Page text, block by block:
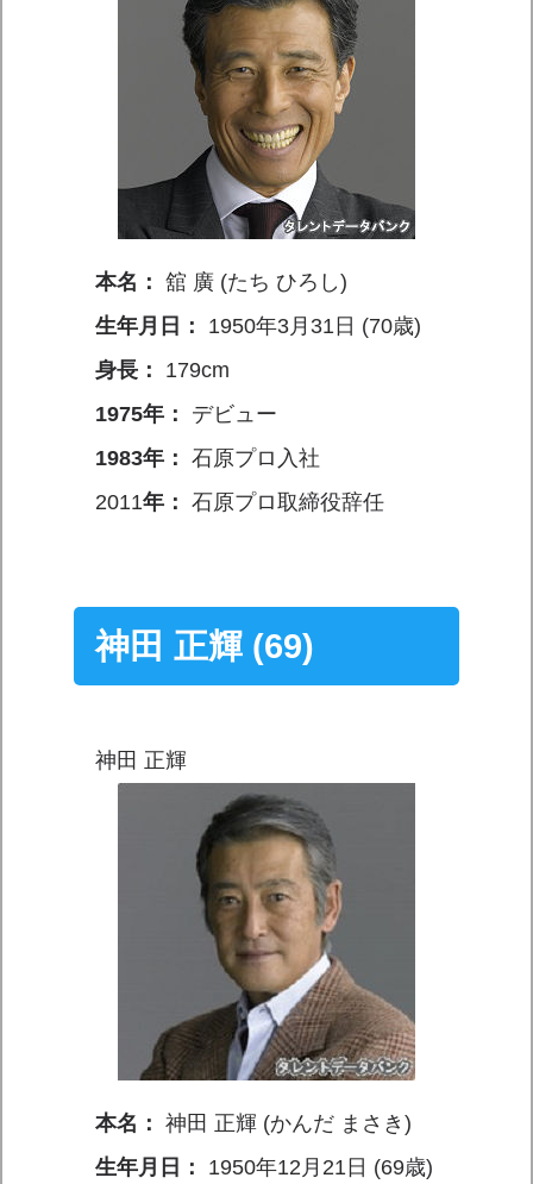
本名： 舘 廣 (たち ひろし)
生年月日：
1950年3月31日 (70歳)
身長：
179cm
1975年：
デビュー
1983年： 石原プロ入社
2011年： 石原プロ取締役辞任
神田 正輝 (69)
神田 正輝
本名： 神田 正輝 (かんだ まさき)
生年月日：
1950年12月21日 (69歳)